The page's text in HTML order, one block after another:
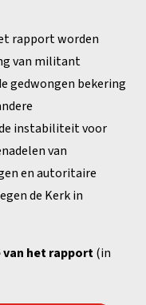
rapport worden
van militant
gedwongen bekering
instabiliteit voor
van
en autoritaire
de Kerk in
het rapport(in